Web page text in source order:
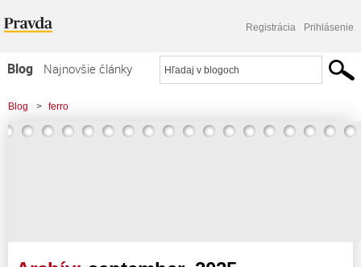
Registrácia Prihlásenie
Blog
Najnovšie články
Najčítanejšie články
Najkomentovanejšie články
Blog > ferro